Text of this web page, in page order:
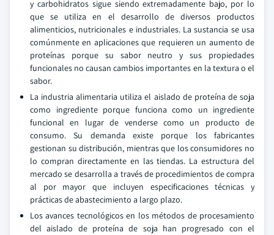
y carbohidratos sigue siendo extremadamente bajo, por lo
que se utiliza en el desarrollo de diversos productos
alimenticios, nutricionales e industriales. La sustancia se usa
comúnmente en aplicaciones que requieren un aumento de
proteínas porque su sabor neutro y sus propiedades
funcionales no causan cambios importantes en la textura o el
sabor.
La industria alimentaria utiliza el aislado de proteína de soja
como ingrediente porque funciona como un ingrediente
funcional en lugar de venderse como un producto de
consumo. Su demanda existe porque los fabricantes
gestionan su distribución, mientras que los consumidores no
lo compran directamente en las tiendas. La estructura del
mercado se desarrolla a través de procedimientos de compra
al por mayor que incluyen especificaciones técnicas y
prácticas de abastecimiento a largo plazo.
Los avances tecnológicos en los métodos de procesamiento
del aislado de proteína de soja han progresado con el